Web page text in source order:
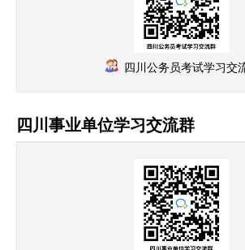
四川公务员考试学习交
四川事业单位学习交流群